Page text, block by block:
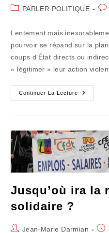
de
PostPARLER POLITIQUE
Lentement mais
pourvoir se répand sur la
coups d’État directs ou
« légitimer » leur action
Continuer La Lecture
Le
Mépris
Contre-
Pouvoirs
Jusqu’où ira la
solidaire ?
Auteur/autrice
Jean-Marie Darmian